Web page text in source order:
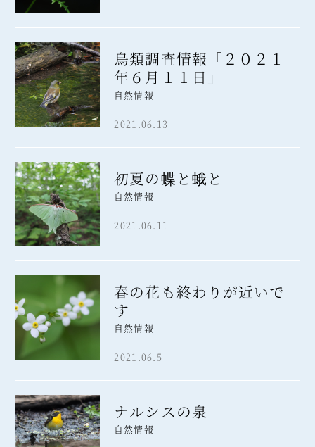
鳥類調査情報「２０２１
年６月１１日」
自然情報
2021.06.13
初夏の蝶と蛾と
自然情報
2021.06.11
春の花も終わりが近いで
す
自然情報
2021.06.5
ナルシスの泉
自然情報